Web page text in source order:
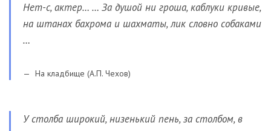
Нет-с, актер… … За душой ни гроша, каблуки кривые,
на штанах бахрома и шахматы, лик словно собаками
…
На кладбище (А.П. Чехов)
У столба широкий, низенький пень, за столбом, в